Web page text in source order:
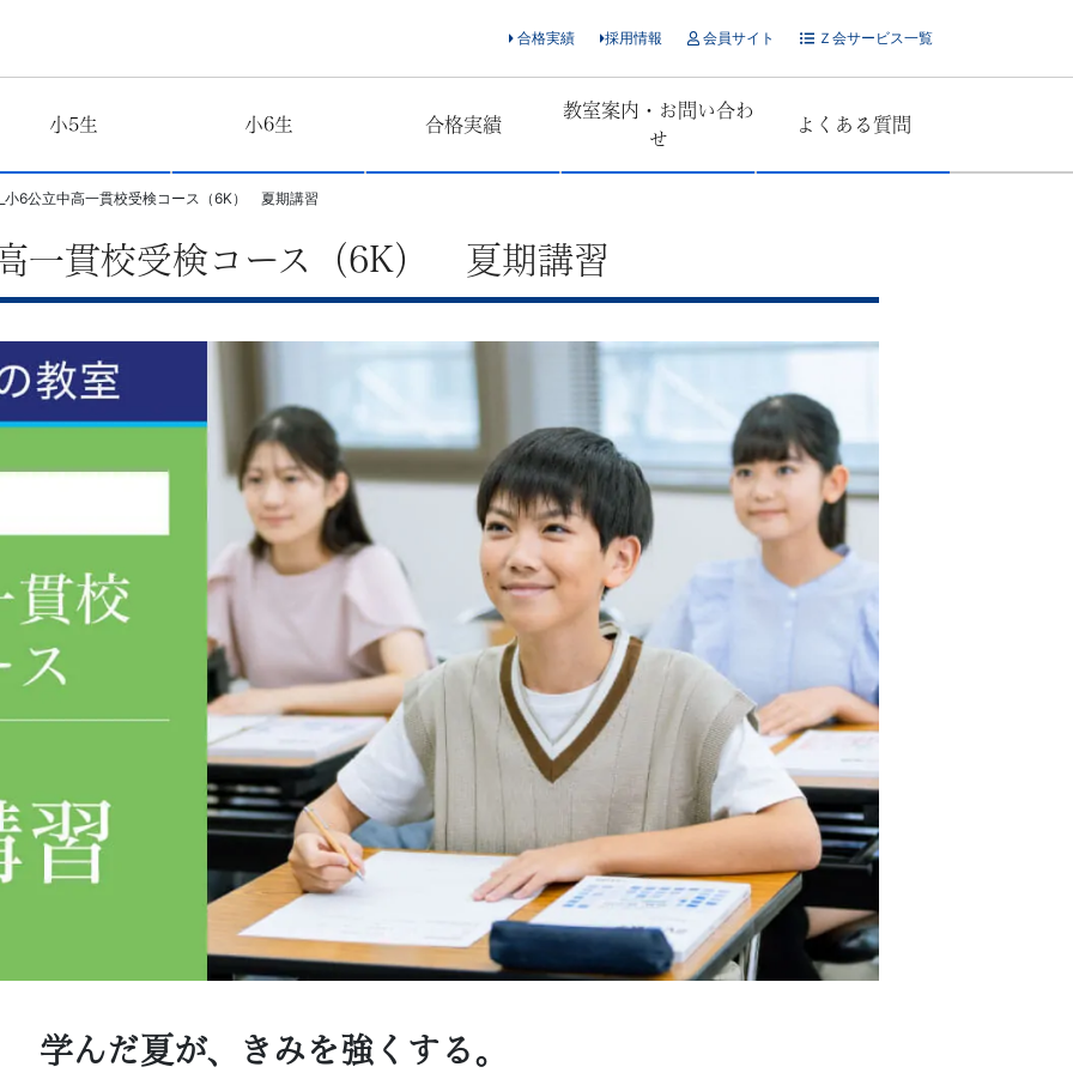
合格実績 採用情報 会員サイト Ｚ会サービス一覧
小5生 小6生 合格実績
教室案内・お問い合わ
せ
よくある質問
小6公立中高一貫校受検コース（6K） 夏期講習
一貫校受検コース（6K） 夏期講習
学んだ夏が、きみを強くする。